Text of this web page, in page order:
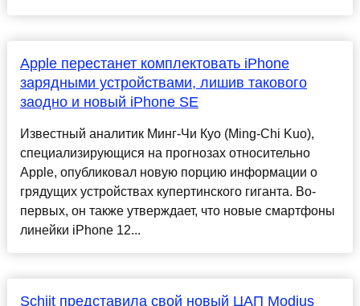
Apple перестанет комплектовать iPhone
зарядными устройствами, лишив такового
заодно и новый iPhone SE
Известный аналитик Минг-Чи Куо (Ming-Chi Kuo),
специализирующися на прогнозах относительно
Apple, опубликовал новую порцию информации о
грядущих устройствах купертинского гиганта. Во-
первых, он также утверждает, что новые смартфоны
линейки iPhone 12...
Schiit представила свой новый ЦАП Modius